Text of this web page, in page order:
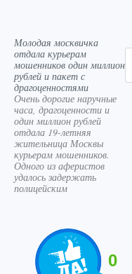
Молодая москвичка
отдала курьерам
мошенников один миллион
рублей и пакет с
драгоценностями
Очень дорогие наручные
часа, драгоценности и
один миллион рублей
отдала 19-летняя
жительница Москвы
курьерам мошенников.
Одного из аферистов
удалось задержать
полицейским
0